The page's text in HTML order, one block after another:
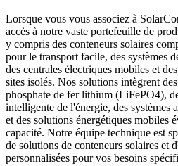
Lorsque vous vous associez à
accès à notre vaste portefeuille de
y compris des conteneurs solaires
pour le transport facile, des systèmes
des centrales électriques mobiles et
sites isolés. Nos solutions intègrent
phosphate de fer lithium (LiFePO4),
intelligente de l'énergie, des systèmes
et des solutions énergétiques mobiles
capacité. Notre équipe technique est
de solutions de conteneurs solaires et
personnalisées pour vos besoins